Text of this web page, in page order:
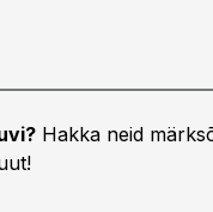
Hakka neid